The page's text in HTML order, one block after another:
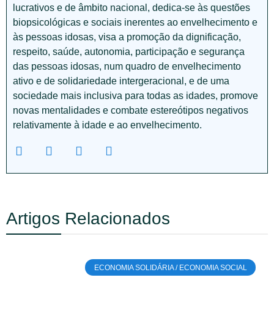
lucrativos e de âmbito nacional, dedica-se às questões
biopsicológicas e sociais inerentes ao envelhecimento e
às pessoas idosas, visa a promoção da dignificação,
respeito, saúde, autonomia, participação e segurança
das pessoas idosas, num quadro de envelhecimento
ativo e de solidariedade intergeracional, e de uma
sociedade mais inclusiva para todas as idades, promove
novas mentalidades e combate estereótipos negativos
relativamente à idade e ao envelhecimento.
Artigos Relacionados
ECONOMIA SOLIDÁRIA / ECONOMIA SOCIAL